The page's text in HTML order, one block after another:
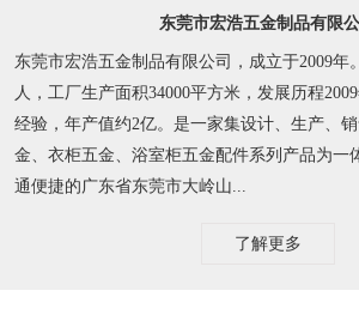
东莞市宏浩五金制品有限
东莞市宏浩五金制品有限公司，成立于2009年
人，工厂生产面积34000平方米，发展历程
经验，年产值约2亿。是一家集设计、生产、
金、衣柜五金、浴室柜五金配件系列产品为一
通便捷的广东省东莞市大岭山...
了解更多